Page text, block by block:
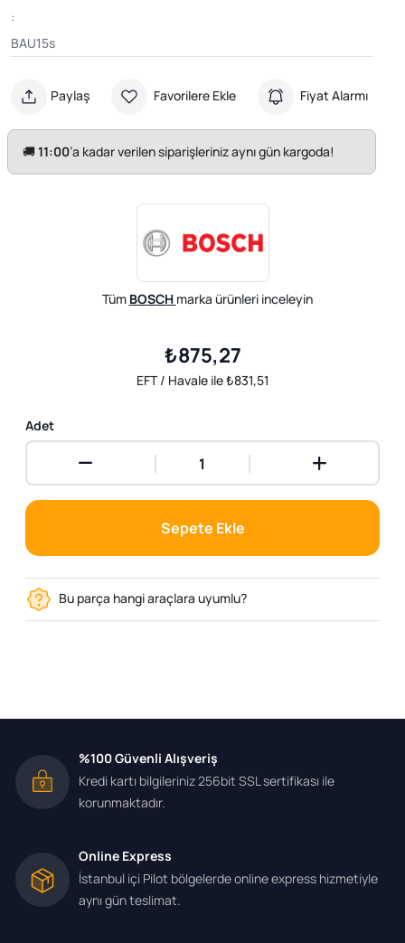
:
BAU15s
Paylaş Favorilere Ekle Fiyat Alarmı
🚚11:00’a kadar verilen siparişleriniz aynı gün kargoda!
Tüm BOSCH marka ürünleri inceleyin
₺875,27
EFT / Havale ile ₺831,51
Adet
Sepete Ekle
Bu parça hangi araçlara uyumlu?
%100 Güvenli Alışveriş
Kredi kartı bilgileriniz 256bit SSL sertifikası ile
korunmaktadır.
Online Express
İstanbul içi Pilot bölgelerde online express hizmetiyle
aynı gün teslimat.